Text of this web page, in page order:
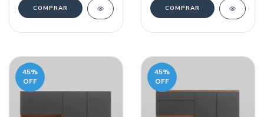
COMPRAR COMPRAR
45%
OFF
45%
OFF